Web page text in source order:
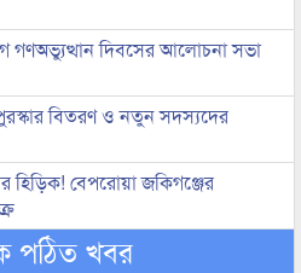
গণঅভ্যুত্থান দিবসের আলোচনা সভা
বিতরণ ও নতুন সদস্যদের
হিড়িক! বেপরোয়া জকিগঞ্জের
পঠিত খবর